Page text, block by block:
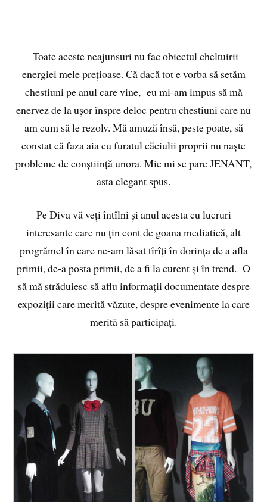
Toate aceste neajunsuri nu fac obiectul cheltuirii
energiei mele prețioase. Că dacă tot e vorba să setăm
chestiuni pe anul care vine, eu mi-am impus să mă
enervez de la ușor înspre deloc pentru chestiuni care nu
am cum să le rezolv. Mă amuză însă, peste poate, să
constat că faza aia cu furatul căciulii proprii nu naște
probleme de conștiință unora. Mie mi se pare JENANT,
asta elegant spus.
Pe Diva vă veți întîlni și anul acesta cu lucruri
interesante care nu țin cont de goana mediatică, alt
progrămel în care ne-am lăsat tîrîți în dorința de a afla
primii, de-a posta primii, de a fi la curent și în trend. O
să mă străduiesc să aflu informații documentate despre
expoziții care merită văzute, despre evenimente la care
merită să participați.